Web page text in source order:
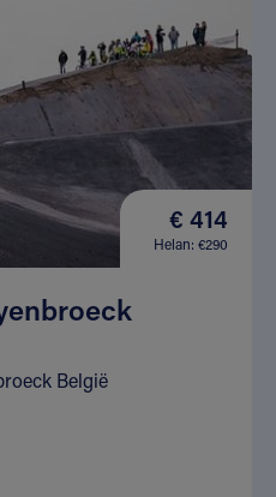
€ 414
Helan: €290
België